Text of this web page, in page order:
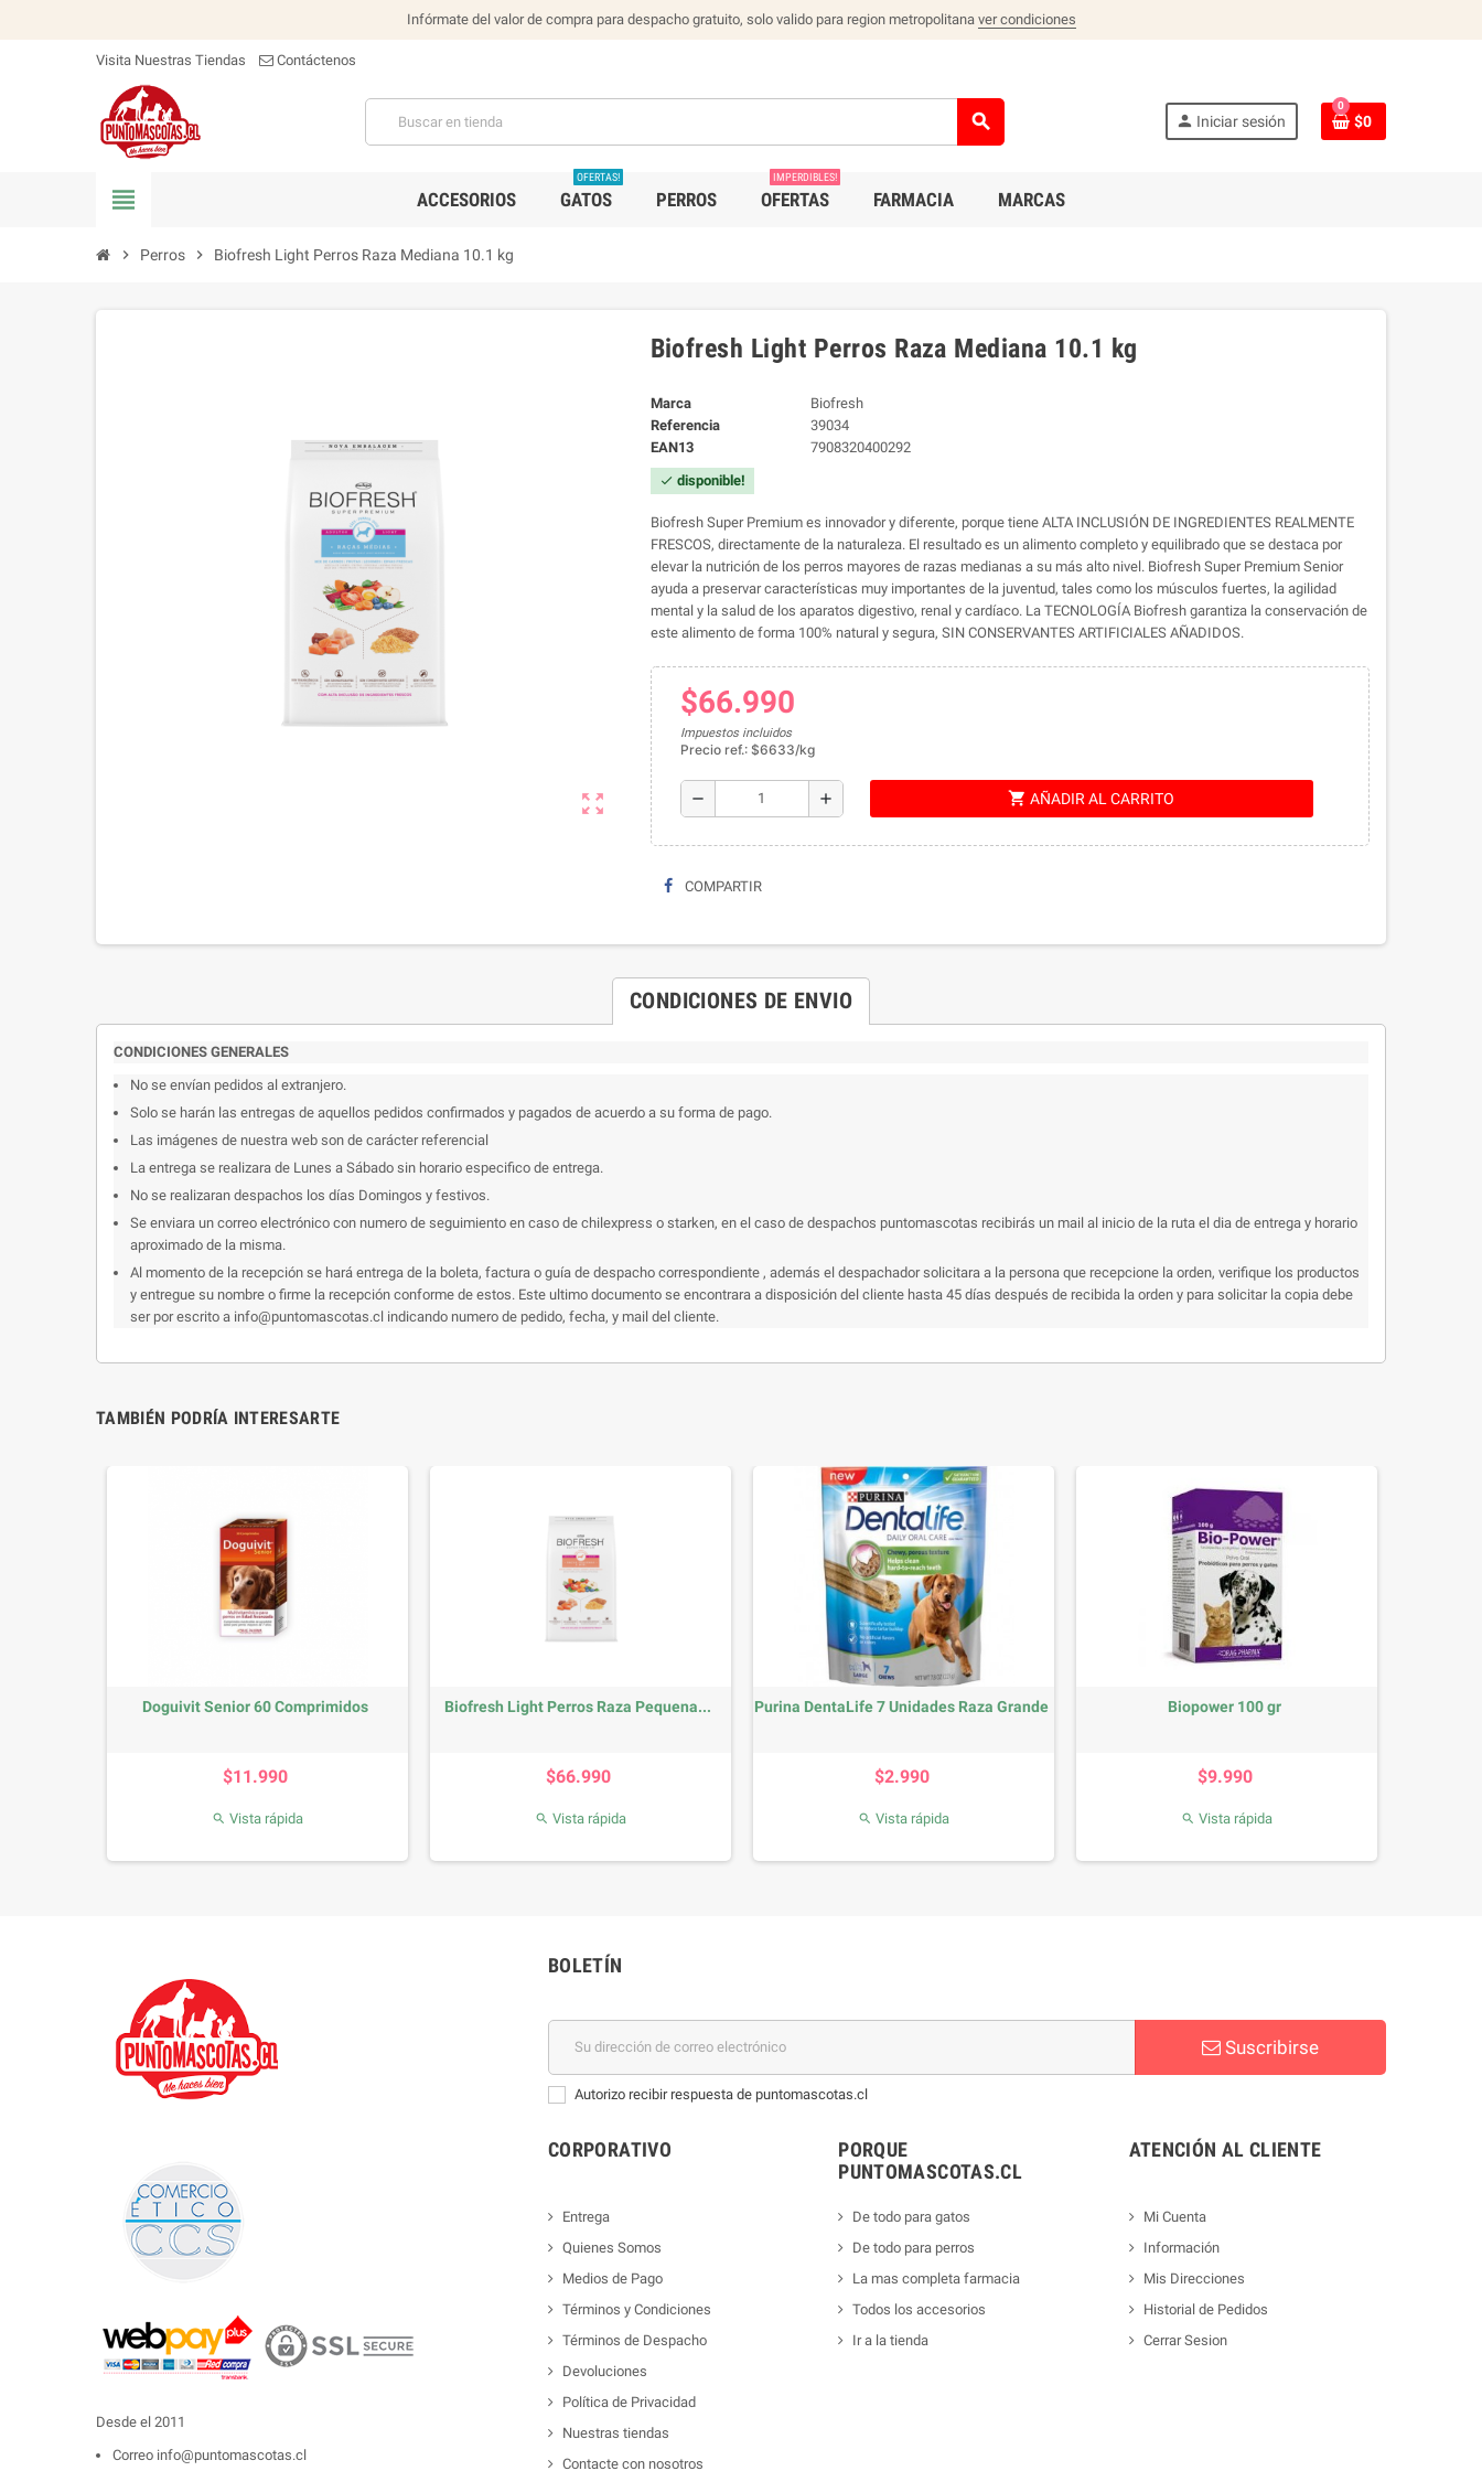
Infórmate del valor de compra para despacho gratuito, solo valido para region metropolitana ver condiciones
Visita Nuestras Tiendas Contáctenos
search person Iniciar sesión
0
$0
view_headline ACCESORIOS GATOS
OFERTAS!
PERROS OFERTAS
IMPERDIBLES!
FARMACIA MARCAS
chevron_right Perros chevron_right Biofresh Light Perros Raza Mediana 10.1 kg
zoom_out_map
Biofresh Light Perros Raza Mediana 10.1 kg
Marca
Biofresh
Referencia
39034
EAN13
7908320400292
check disponible!
Biofresh Super Premium es innovador y diferente, porque tiene ALTA INCLUSIÓN DE INGREDIENTES REALMENTE
FRESCOS, directamente de la naturaleza. El resultado es un alimento completo y equilibrado que se destaca por
elevar la nutrición de los perros mayores de razas medianas a su más alto nivel. Biofresh Super Premium Senior
ayuda a preservar características muy importantes de la juventud, tales como los músculos fuertes, la agilidad
mental y la salud de los aparatos digestivo, renal y cardíaco. La TECNOLOGÍA Biofresh garantiza la conservación de
este alimento de forma 100% natural y segura, SIN CONSERVANTES ARTIFICIALES AÑADIDOS.
$66.990
Impuestos incluidos
Precio ref.: $6633/kg
remove add shopping_cart AÑADIR AL CARRITO
COMPARTIR
CONDICIONES DE ENVIO
CONDICIONES GENERALES
No se envían pedidos al extranjero.
Solo se harán las entregas de aquellos pedidos confirmados y pagados de acuerdo a su forma de pago.
Las imágenes de nuestra web son de carácter referencial
La entrega se realizara de Lunes a Sábado sin horario especifico de entrega.
No se realizaran despachos los días Domingos y festivos.
Se enviara un correo electrónico con numero de seguimiento en caso de chilexpress o starken, en el caso de despachos puntomascotas recibirás un mail al inicio de la ruta el dia de entrega y horario
aproximado de la misma.
Al momento de la recepción se hará entrega de la boleta, factura o guía de despacho correspondiente , además el despachador solicitara a la persona que recepcione la orden, verifique los productos
y entregue su nombre o firme la recepción conforme de estos. Este ultimo documento se encontrara a disposición del cliente hasta 45 días después de recibida la orden y para solicitar la copia debe
ser por escrito a info@puntomascotas.cl indicando numero de pedido, fecha, y mail del cliente.
TAMBIÉN PODRÍA INTERESARTE
Doguivit Senior 60 Comprimidos
$11.990
 Vista rápida
Biofresh Light Perros Raza Pequena...
$66.990
 Vista rápida
Purina DentaLife 7 Unidades Raza Grande
$2.990
 Vista rápida
Biopower 100 gr
$9.990
 Vista rápida
Desde el 2011
Correo info@puntomascotas.cl
BOLETÍN
Suscribirse
Autorizo recibir respuesta de puntomascotas.cl
CORPORATIVO
Entrega
Quienes Somos
Medios de Pago
Términos y Condiciones
Términos de Despacho
Devoluciones
Política de Privacidad
Nuestras tiendas
Contacte con nosotros
PORQUE
PUNTOMASCOTAS.CL
De todo para gatos
De todo para perros
La mas completa farmacia
Todos los accesorios
Ir a la tienda
ATENCIÓN AL CLIENTE
Mi Cuenta
Información
Mis Direcciones
Historial de Pedidos
Cerrar Sesion